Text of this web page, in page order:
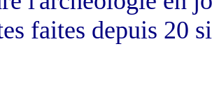
faites depuis 20